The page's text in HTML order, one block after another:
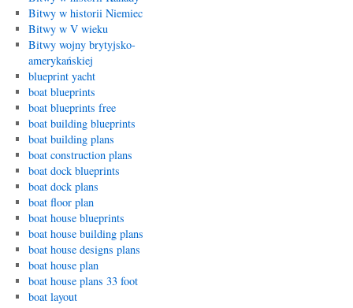
Bitwy w historii Niemiec
Bitwy w V wieku
Bitwy wojny brytyjsko-
amerykańskiej
blueprint yacht
boat blueprints
boat blueprints free
boat building blueprints
boat building plans
boat construction plans
boat dock blueprints
boat dock plans
boat floor plan
boat house blueprints
boat house building plans
boat house designs plans
boat house plan
boat house plans 33 foot
boat layout